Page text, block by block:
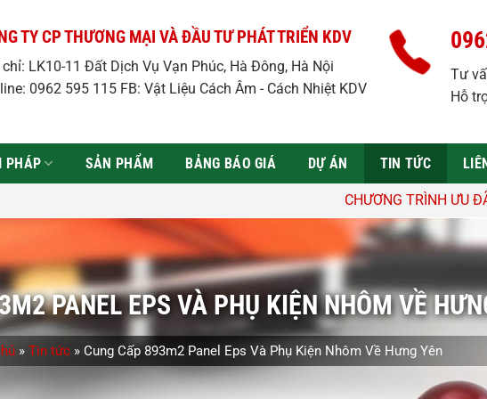
TY CP THƯƠNG MẠI VÀ ĐẦU TƯ PHÁT TRIỂN KDV
LK10-11 Đất Dịch Vụ Vạn Phúc, Hà Đông, Hà Nội
0962 595 115 FB: Vật Liệu Cách Âm - Cách Nhiệt KDV
Tư
Hỗ
PHÁP SẢN PHẨM BẢNG BÁO GIÁ DỰ ÁN TIN TỨC
CHƯƠNG TRÌNH ƯU ĐÃi: Giảm giá
PANEL EPS VÀ PHỤ KIỆN NHÔM VỀ
» Tin tức» Cung Cấp 893m2 Panel Eps Và Phụ Kiện Nhôm Về Hưng Yên